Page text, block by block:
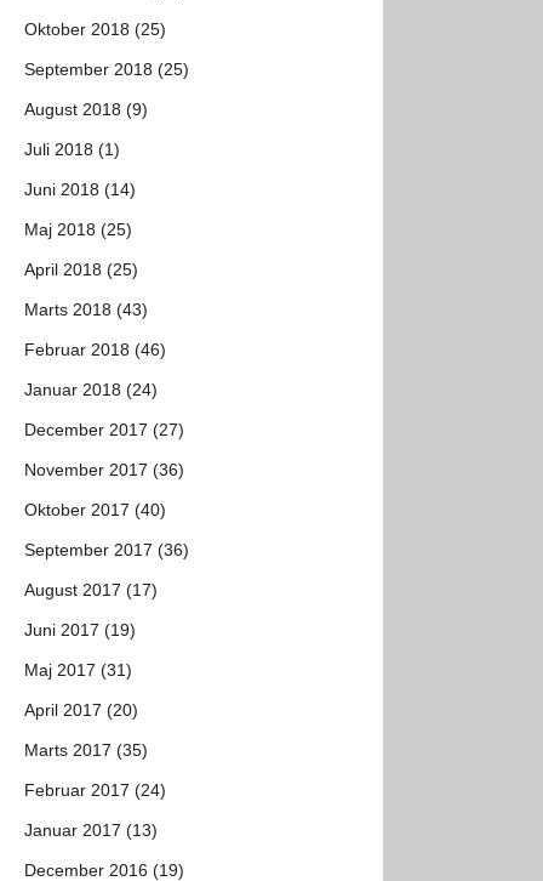
Oktober 2018 (25)
September 2018 (25)
August 2018 (9)
Juli 2018 (1)
Juni 2018 (14)
Maj 2018 (25)
April 2018 (25)
Marts 2018 (43)
Februar 2018 (46)
Januar 2018 (24)
December 2017 (27)
November 2017 (36)
Oktober 2017 (40)
September 2017 (36)
August 2017 (17)
Juni 2017 (19)
Maj 2017 (31)
April 2017 (20)
Marts 2017 (35)
Februar 2017 (24)
Januar 2017 (13)
December 2016 (19)